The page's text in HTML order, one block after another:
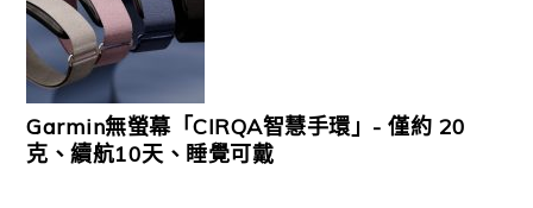
Garmin無螢幕「CIRQA智慧手環」- 僅約 20
克、續航10天、睡覺可戴